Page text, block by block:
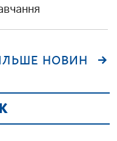
НОВИН